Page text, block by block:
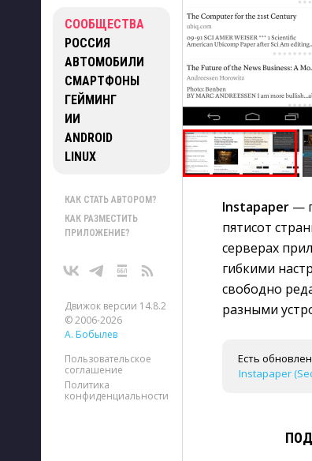
СООБЩЕСТВА
РОССИЯ
АВТОМОБИЛИ
СМАРТФОНЫ
ГЕЙМИНГ
ИИ
ANDROID
LINUX
КАК СТАТЬ АВТОРОМ?
КАК РАЗМЕСТИТЬ
ПРИЛОЖЕНИЕ?
Движок версии 14.8.2
© 2006-2026
А. Бобылев
Пользовательское
соглашение
Политика
конфиденциальности
Instapaper —
пятисот
серверах
гибкими
свободно
разными
Есть
Instapaper